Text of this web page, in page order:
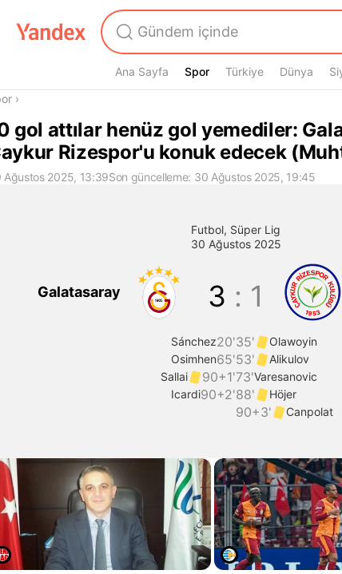
Ana Sayfa Spor
Spor Türkiye Dünya
›
gol attılar henüz gol yemediler:
Rizespor'u konuk edecek
Ağustos 2025, 13:39Son güncelleme: 30 Ağustos 2025, 19:45
Galatasaray-Çaykur Rizespor
Futbol, Süper Lig
30 Ağustos 2025
Galatasaray 3 : 1
Sánchez20'
Osimhen65'
Sallai 90+1'
Icardi90+2'
Olawoyin
35'
Alikulov
53'
Varesanovic
73'
Höjer
88'
Canpolat
90+3'